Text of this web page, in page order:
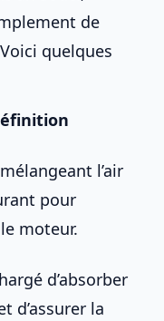
de
quelques
l’air
pour
moteur.
d’absorber
d’assurer la